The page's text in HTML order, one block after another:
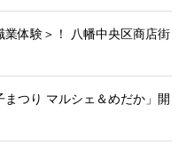
体験＞！ 八幡中央区商店街
つり マルシェ＆めだか」開